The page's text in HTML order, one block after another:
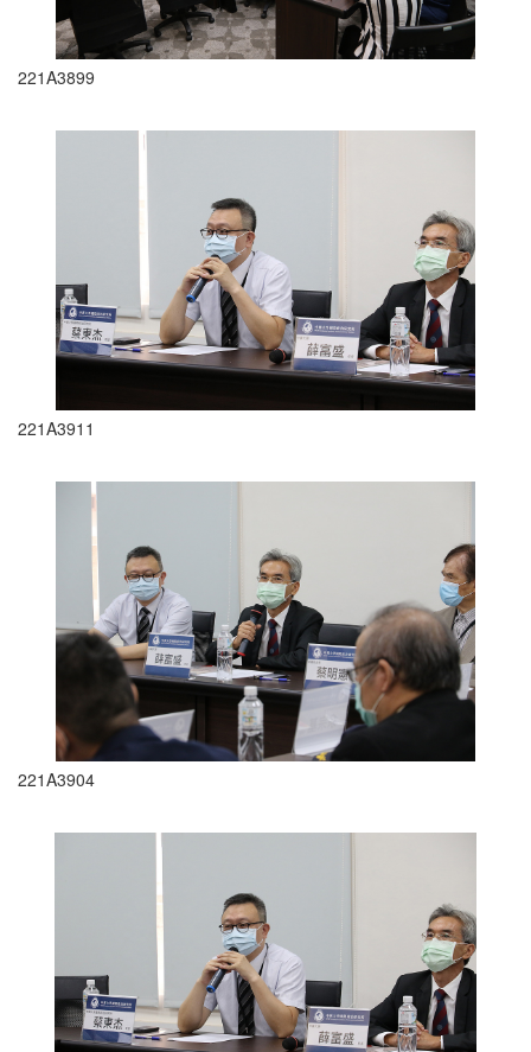
221A3899
221A3911
221A3904